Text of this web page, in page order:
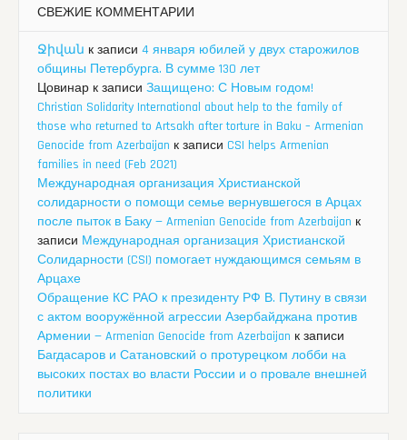
СВЕЖИЕ КОММЕНТАРИИ
Ջիվան к записи 4 января юбилей у двух старожилов
общины Петербурга. В сумме 130 лет
Цовинар к записи Защищено: С Новым годом!
Christian Solidarity International about help to the family of
those who returned to Artsakh after torture in Baku – Armenian
Genocide from Azerbaijan к записи CSI helps Armenian
families in need (Feb 2021)
Международная организация Христианской
солидарности о помощи семье вернувшегося в Арцах
после пыток в Баку — Armenian Genocide from Azerbaijan к
записи Международная организация Христианской
Солидарности (CSI) помогает нуждающимся семьям в
Арцахе
Обращение КС РАО к президенту РФ В. Путину в связи
с актом вооружённой агрессии Азербайджана против
Армении — Armenian Genocide from Azerbaijan к записи
Багдасаров и Сатановский о протурецком лобби на
высоких постах во власти России и о провале внешней
политики